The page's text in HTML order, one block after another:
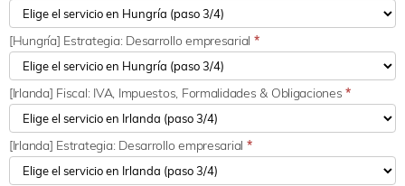
[Hungría] Estrategia: Desarrollo empresarial *
[Irlanda] Fiscal: IVA, Impuestos, Formalidades & Obligaciones*
[Irlanda] Estrategia: Desarrollo empresarial *